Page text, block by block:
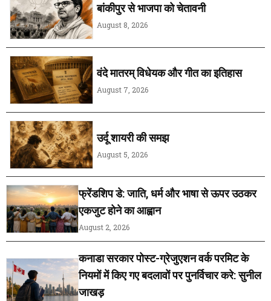
बांकीपुर से भाजपा को चेतावनी
August 8, 2026
वंदे मातरम् विधेयक और गीत का इतिहास
August 7, 2026
उर्दू शायरी की समझ
August 5, 2026
फ्रेंडशिप डे: जाति, धर्म और भाषा से ऊपर उठकर
एकजुट होने का आह्वान
August 2, 2026
कनाडा सरकार पोस्ट-ग्रेजुएशन वर्क परमिट के
नियमों में किए गए बदलावों पर पुनर्विचार करे: सुनील
जाखड़